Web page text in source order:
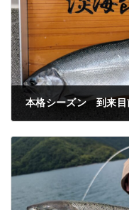
本格シーズン 到来目